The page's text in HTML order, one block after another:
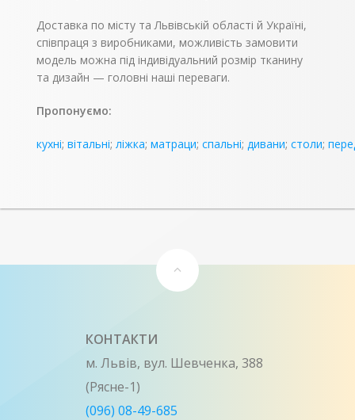
Доставка по місту та Львівській області й Україні,
співпраця з виробниками, можливість замовити
модель можна під індивідуальний розмір тканину
та дизайн — головні наші переваги.
Пропонуємо:
кухні;вітальні;ліжка;матраци;спальні;дивани;столи;
КОНТАКТИ
м. Львів, вул. Шевченка, 388
(Рясне-1)
(096) 08-49-685